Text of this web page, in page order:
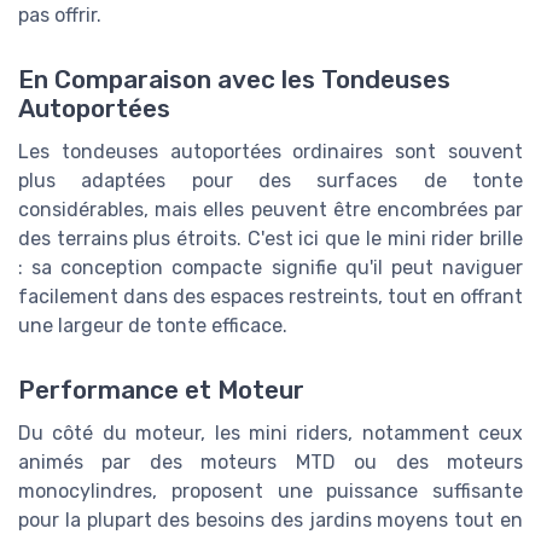
pas offrir.
En Comparaison avec les Tondeuses
Autoportées
Les tondeuses autoportées ordinaires sont souvent
plus adaptées pour des surfaces de tonte
considérables, mais elles peuvent être encombrées par
des terrains plus étroits. C'est ici que le mini rider brille
: sa conception compacte signifie qu'il peut naviguer
facilement dans des espaces restreints, tout en offrant
une largeur de tonte efficace.
Performance et Moteur
Du côté du moteur, les mini riders, notamment ceux
animés par des moteurs MTD ou des moteurs
monocylindres, proposent une puissance suffisante
pour la plupart des besoins des jardins moyens tout en